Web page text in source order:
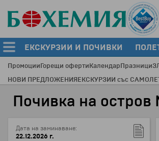
ЕКСКУРЗИИ И ПОЧИВКИ
ПромоцииГорещи офертиКалендарПразници
НОВИ ПРЕДЛОЖЕНИЯЕКСКУРЗИИ със
Почивка на
Дата на заминаване:
22.12.2026 г.